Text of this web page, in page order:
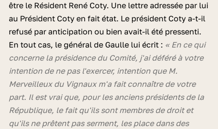
être le Résident René Coty. Une lettre adressée par lui
au Président Coty en fait état. Le président Coty a-t-il
refusé par anticipation ou bien avait-il été pressenti.
En tout cas, le général de Gaulle lui écrit : « En ce qui
concerne la présidence du Comité, j'ai déféré à votre
intention de ne pas l'exercer, intention que M.
Merveilleux du Vignaux m'a fait connaître de votre
part. Il est vrai que, pour les anciens présidents de la
République, le fait qu'ils sont membres de droit et
qu'ils ne prêtent pas serment, les place dans des